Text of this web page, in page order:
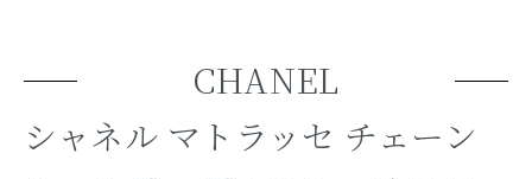
CHANEL
シャネル マトラッセ チェーン